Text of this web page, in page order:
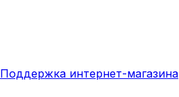
Поддержка интернет-магазина